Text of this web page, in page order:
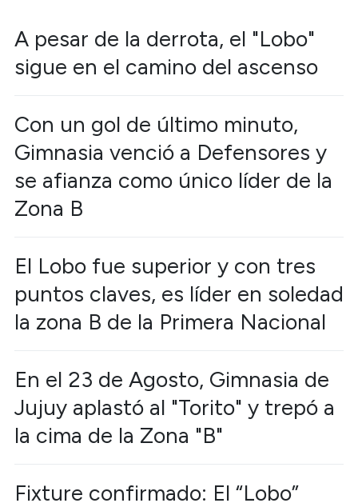
A pesar de la derrota, el "Lobo"
sigue en el camino del ascenso
Con un gol de último minuto,
Gimnasia venció a Defensores y
se afianza como único líder de la
Zona B
El Lobo fue superior y con tres
puntos claves, es líder en soledad
la zona B de la Primera Nacional
En el 23 de Agosto, Gimnasia de
Jujuy aplastó al "Torito" y trepó a
la cima de la Zona "B"
Fixture confirmado: El “Lobo”